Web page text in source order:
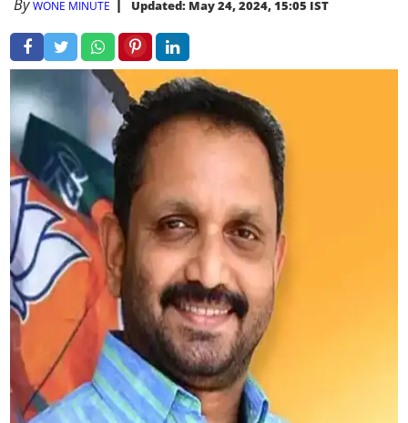
ByWONE MINUTE Updated: May 24, 2024, 15:05 IST